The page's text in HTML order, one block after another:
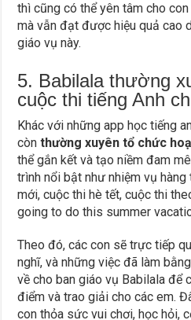
thì cũng có thể yên tâm cho
mà vẫn đạt được hiệu quả cao
giáo vụ này.
5. Babilala thường
cuộc thi tiếng Anh
Khác với những app học tiếng
cònthường xuyên tổ chức
thể gắn kết và tạo niềm đam
trình nổi bật như nhiệm vụ
mới, cuộc thi hè tết, cuộc thi
going to do this summer
Theo đó, các con sẽ trực tiếp
nghĩ, và những việc đã làm
về cho ban giáo vụ Babilala để
điểm và trao giải cho các em.
con thỏa sức vui chơi, học hỏi,